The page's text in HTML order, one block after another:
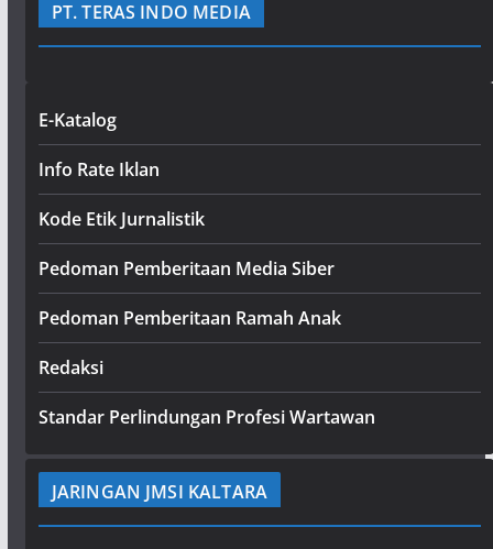
PT. TERAS INDO MEDIA
E-Katalog
Info Rate Iklan
Kode Etik Jurnalistik
Pedoman Pemberitaan Media Siber
Pedoman Pemberitaan Ramah Anak
Redaksi
Standar Perlindungan Profesi Wartawan
JARINGAN JMSI KALTARA